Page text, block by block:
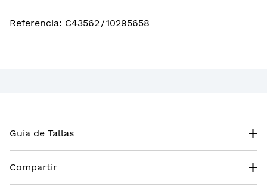
Referencia: C43562/10295658
Guia de Tallas
Compartir